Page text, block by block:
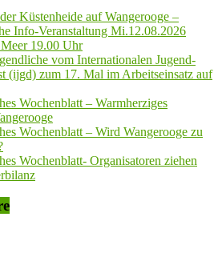
Küstenheide auf Wangerooge –
Info-Veranstaltung Mi.12.08.2026
19.00 Uhr
vom Internationalen Jugend-
(ijgd) zum 17. Mal im Arbeitseinsatz auf
Wochenblatt – Warmherziges
Wochenblatt – Wird Wangerooge zu
Wochenblatt- Organisatoren ziehen